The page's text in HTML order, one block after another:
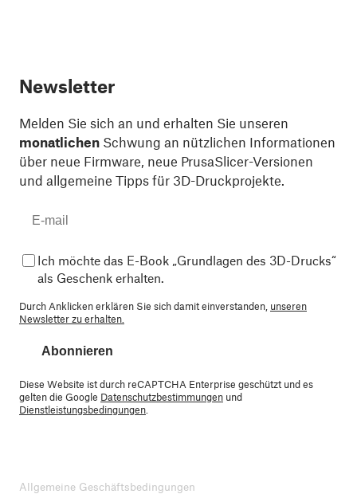
Newsletter
Melden Sie sich an und erhalten Sie unseren
monatlichen Schwung an nützlichen Informationen
über neue Firmware, neue PrusaSlicer-Versionen
und allgemeine Tipps für 3D-Druckprojekte.
Ich möchte das E-Book „Grundlagen des 3D-Drucks“
als Geschenk erhalten.
Durch Anklicken erklären Sie sich damit einverstanden, unseren
Newsletter zu erhalten.
Abonnieren
Diese Website ist durch reCAPTCHA Enterprise geschützt und es
gelten die Google Datenschutzbestimmungen und
Dienstleistungsbedingungen.
Allgemeine Geschäftsbedingungen